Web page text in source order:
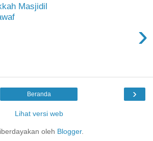
Masjidil
›
›
Beranda
Lihat versi web
oleh Blogger.